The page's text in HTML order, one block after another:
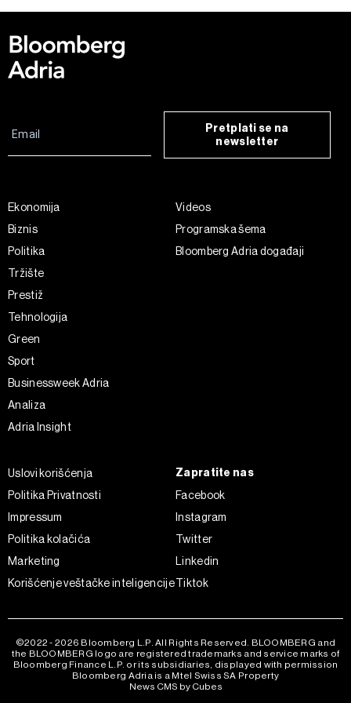
Pretplati se na
newsletter
Ekonomija
Biznis
Politika
Tržište
Prestiž
Tehnologija
Green
Sport
Businessweek Adria
Analiza
Adria Insight
Videos
Programska šema
Bloomberg Adria događaji
Uslovi korišćenja
Politika Privatnosti
Impressum
Politika kolačića
Marketing
Korišćenje veštačke inteligencije
Zapratite nas
Facebook
Instagram
Twitter
Linkedin
Tiktok
©2022 - 2026 Bloomberg L.P. All Rights Reserved. BLOOMBERG and
the BLOOMBERG logo are registered trademarks and service marks of
Bloomberg Finance L.P. or its subsidiaries, displayed with permission
Bloomberg Adria is a Mtel Swiss SA Property
News CMS by Cubes